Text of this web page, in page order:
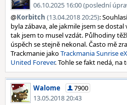
06.10.2025 16:00 (poslední
@Korbitch (13.04.2018 20:25):
byla zábava, ale jakmile jsem se
tak jsem to musel vzdát. Půlhodiny
úspěch se stejně nekonal. Často mě
Trackmanie jakoTrackmania Sunrise
United Forever. Tohle se fakt nedá, na
Walome
7900
13.05.2018 20:43